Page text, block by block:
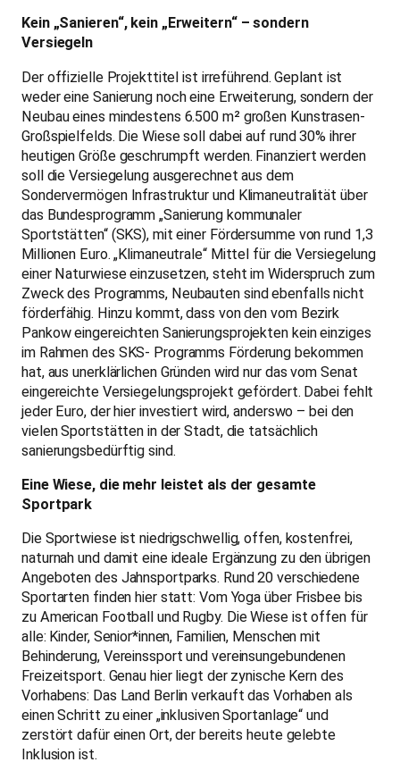
Kein „Sanieren“, kein „Erweitern“ – sondern
Versiegeln
Der offizielle Projekttitel ist irreführend. Geplant ist
weder eine Sanierung noch eine Erweiterung, sondern der
Neubau eines mindestens 6.500 m² großen Kunstrasen-
Großspielfelds. Die Wiese soll dabei auf rund 30% ihrer
heutigen Größe geschrumpft werden. Finanziert werden
soll die Versiegelung ausgerechnet aus dem
Sondervermögen Infrastruktur und Klimaneutralität über
das Bundesprogramm „Sanierung kommunaler
Sportstätten“ (SKS), mit einer Fördersumme von rund 1,3
Millionen Euro. „Klimaneutrale“ Mittel für die Versiegelung
einer Naturwiese einzusetzen, steht im Widerspruch zum
Zweck des Programms, Neubauten sind ebenfalls nicht
förderfähig. Hinzu kommt, dass von den vom Bezirk
Pankow eingereichten Sanierungsprojekten kein einziges
im Rahmen des SKS- Programms Förderung bekommen
hat, aus unerklärlichen Gründen wird nur das vom Senat
eingereichte Versiegelungsprojekt gefördert. Dabei fehlt
jeder Euro, der hier investiert wird, anderswo – bei den
vielen Sportstätten in der Stadt, die tatsächlich
sanierungsbedürftig sind.
Eine Wiese, die mehr leistet als der gesamte
Sportpark
Die Sportwiese ist niedrigschwellig, offen, kostenfrei,
naturnah und damit eine ideale Ergänzung zu den übrigen
Angeboten des Jahnsportparks. Rund 20 verschiedene
Sportarten finden hier statt: Vom Yoga über Frisbee bis
zu American Football und Rugby. Die Wiese ist offen für
alle: Kinder, Senior*innen, Familien, Menschen mit
Behinderung, Vereinssport und vereinsungebundenen
Freizeitsport. Genau hier liegt der zynische Kern des
Vorhabens: Das Land Berlin verkauft das Vorhaben als
einen Schritt zu einer „inklusiven Sportanlage“ und
zerstört dafür einen Ort, der bereits heute gelebte
Inklusion ist.